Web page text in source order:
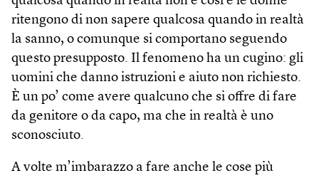
ritengono di non sapere qualcosa quando in realtà
la sanno, o comunque si comportano seguendo
questo presupposto. Il fenomeno ha un cugino: gli
uomini che danno istruzioni e aiuto non richiesto.
È un po’ come avere qualcuno che si offre di fare
da genitore o da capo, ma che in realtà è uno
sconosciuto.
A volte m’imbarazzo a fare anche le cose più